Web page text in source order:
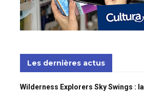
Les dernières actus
Wilderness Explorers Sky Swings : la